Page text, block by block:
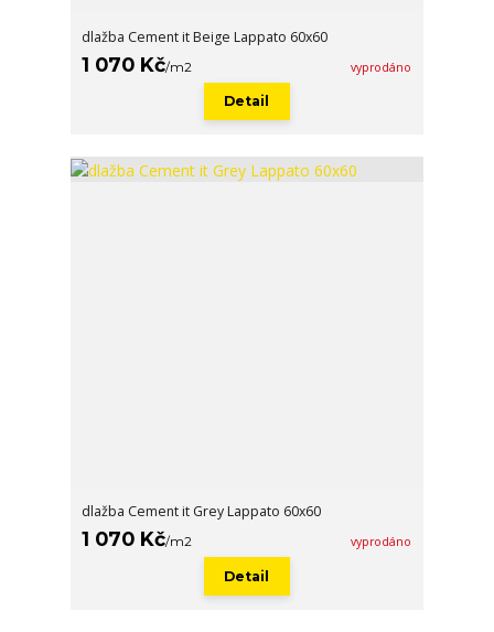
dlažba Cement it Beige Lappato 60x60
1 070 Kč/m2 vyprodáno
Detail
dlažba Cement it Grey Lappato 60x60
1 070 Kč/m2 vyprodáno
Detail